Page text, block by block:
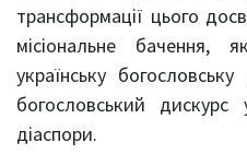
трансформації цього
місіональне
українську
богословський дискурс
діаспори.